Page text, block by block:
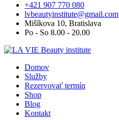
+421 907 770 080
lvbeautyinstitute@gmail.com
Mišíkova 10, Bratislava
Po - So 8.00 - 20.00
Domov
Služby
Rezervovať termín
Shop
Blog
Kontakt